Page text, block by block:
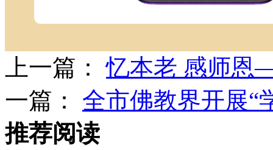
上一篇：忆本老 感师恩
一篇： 全市佛教界开展“
推荐阅读